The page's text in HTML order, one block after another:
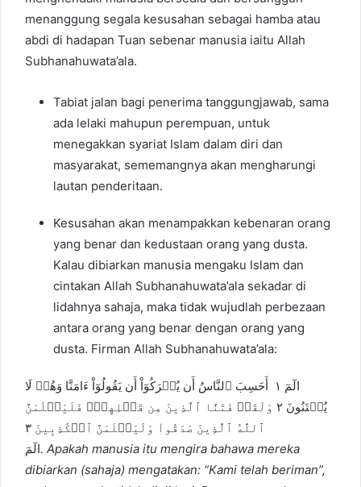
menanggung segala kesusahan sebagai hamba atau
abdi di hadapan Tuan sebenar manusia iaitu Allah
Subhanahuwata’ala.
Tabiat jalan bagi penerima tanggungjawab, sama
ada lelaki mahupun perempuan, untuk
menegakkan syariat Islam dalam diri dan
masyarakat, sememangnya akan mengharungi
lautan penderitaan.
Kesusahan akan menampakkan kebenaran orang
yang benar dan kedustaan orang yang dusta.
Kalau dibiarkan manusia mengaku Islam dan
cintakan Allah Subhanahuwata’ala sekadar di
lidahnya sahaja, maka tidak wujudlah perbezaan
antara orang yang benar dengan orang yang
dusta. Firman Allah Subhanahuwata’ala:
الٓمٓ ١ أَحَسِبَ ٱلنَّاسُ أَن يُتۡرَكُوٓاْ أَن يَقُولُوٓاْ ءَامَنَّا وَهُمۡ لَا
يُفۡتَنُونَ ٢ وَلَقَدۡ فَتَنَّا ٱلَّذِينَ مِن قَبۡلِهِمۡۖ فَلَيَعۡلَمَنَّ
ٱللَّهُ ٱلَّذِينَ صَدَقُواْ وَلَيَعۡلَمَنَّ ٱلۡكَٰذِبِينَ ٣
الٓمٓ. Apakah manusia itu mengira bahawa mereka
dibiarkan (sahaja) mengatakan: “Kami telah beriman”,